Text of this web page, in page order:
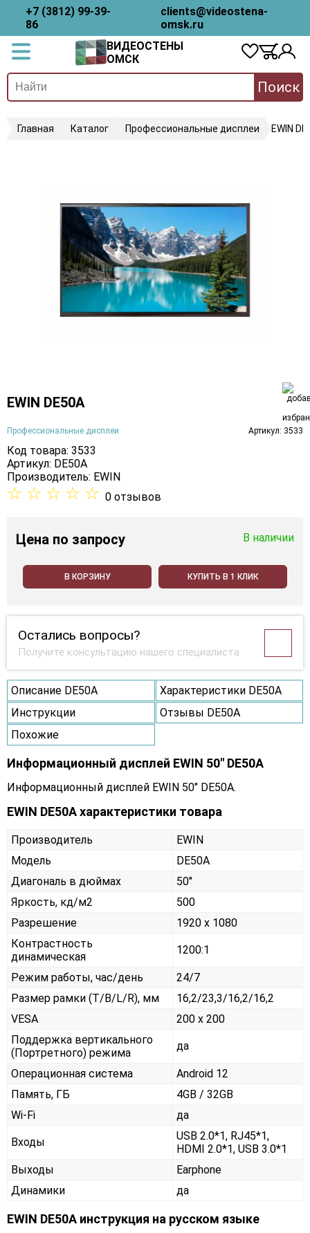
+7 (3812) 99-39-
86
clients@videostena-
omsk.ru
ВИДЕОСТЕНЫ
ОМСК
Поиск
Главная Каталог Профессиональные дисплеи EWIN
EWIN DE50A
Профессиональные дисплеи Артикул: 3533
Код товара: 3533
Артикул: DE50A
Производитель: EWIN
☆ ☆ ☆ ☆ ☆ 0 отзывов
Цена по запросу В наличии
В КОРЗИНУ КУПИТЬ В 1 КЛИК
Остались вопросы?
Получите консультацию нашего специалиста
Описание DE50A
Характеристики DE50A
Инструкции
Отзывы DE50A
Похожие
Информационный дисплей EWIN 50" DE50A
Информационный дисплей EWIN 50" DE50A.
EWIN DE50A характеристики товара
Производитель
EWIN
Модель
DE50A
Диагональ в дюймах
50"
Яркость, кд/м2
500
Разрешение
1920 x 1080
Контрастность
динамическая
1200:1
Режим работы, час/день
24/7
Размер рамки (T/B/L/R), мм
16,2/23,3/16,2/16,2
VESA
200 x 200
Поддержка вертикального
(Портретного) режима
да
Операционная система
Android 12
Память, ГБ
4GB / 32GB
Wi-Fi
да
Входы
USB 2.0*1, RJ45*1,
HDMI 2.0*1, USB 3.0*1
Выходы
Earphone
Динамики
да
EWIN DE50A инструкция на русском языке